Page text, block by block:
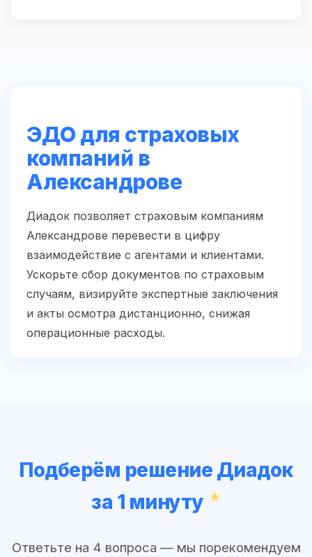
ЭДО для страховых
компаний в
Александрове
Диадок позволяет страховым компаниям
Александрове перевести в цифру
взаимодействие с агентами и клиентами.
Ускорьте сбор документов по страховым
случаям, визируйте экспертные заключения
и акты осмотра дистанционно, снижая
операционные расходы.
Подберём решение Диадок
за 1 минуту
Ответьте на 4 вопроса — мы порекомендуем